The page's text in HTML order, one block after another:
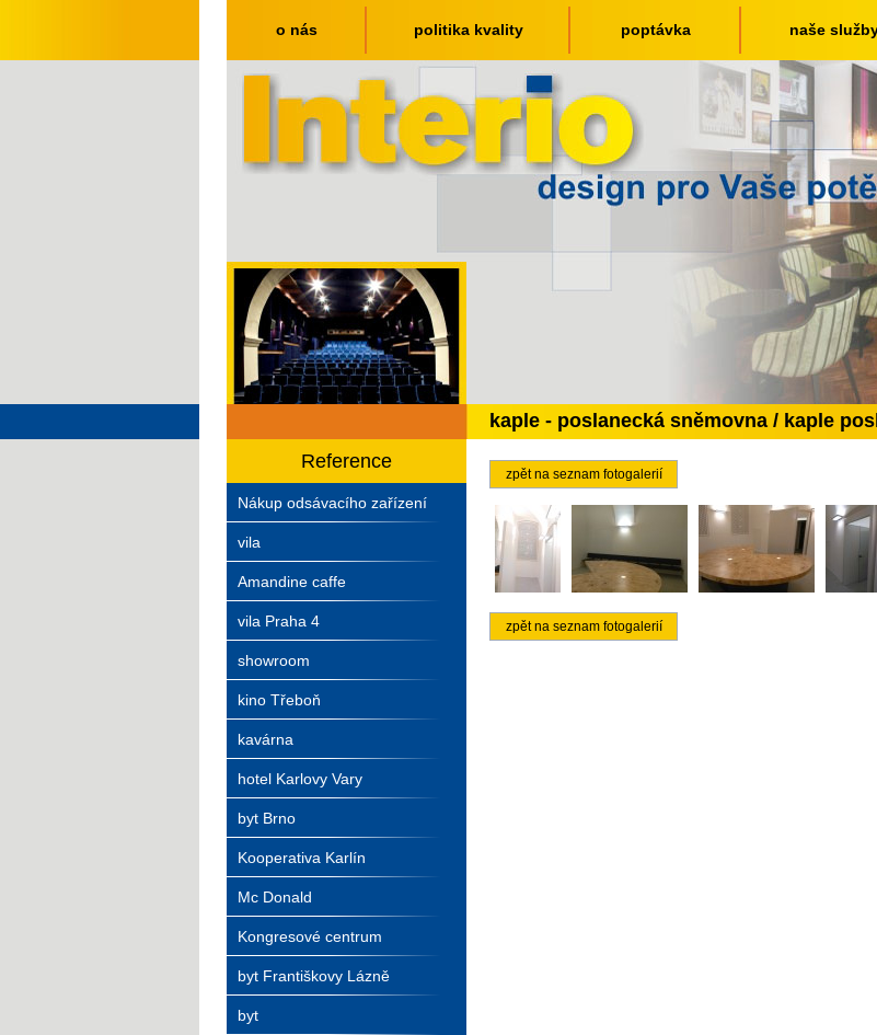
o nás politika kvality poptávka naše
Reference
Nákup odsávacího zařízení
vila
Amandine caffe
vila Praha 4
showroom
kino Třeboň
kavárna
hotel Karlovy Vary
byt Brno
Kooperativa Karlín
Mc Donald
Kongresové centrum
byt Františkovy Lázně
byt
kaple - poslanecká sněmovna / kaple
zpět na seznam fotogalerií
zpět na seznam fotogalerií